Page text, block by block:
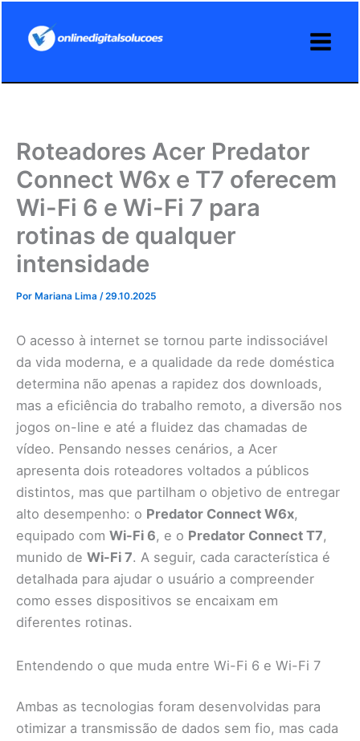
Roteadores Acer Predator
Connect W6x e T7 oferecem
Wi-Fi 6 e Wi-Fi 7 para
rotinas de qualquer
intensidade
Por Mariana Lima /29.10.2025
O acesso à internet se tornou parte indissociável
da vida moderna, e a qualidade da rede doméstica
determina não apenas a rapidez dos downloads,
mas a eficiência do trabalho remoto, a diversão nos
jogos on-line e até a fluidez das chamadas de
vídeo. Pensando nesses cenários, a Acer
apresenta dois roteadores voltados a públicos
distintos, mas que partilham o objetivo de entregar
alto desempenho: o Predator Connect W6x,
equipado com Wi-Fi 6, e o Predator Connect T7,
munido de Wi-Fi 7. A seguir, cada característica é
detalhada para ajudar o usuário a compreender
como esses dispositivos se encaixam em
diferentes rotinas.
Entendendo o que muda entre Wi-Fi 6 e Wi-Fi 7
Ambas as tecnologias foram desenvolvidas para
otimizar a transmissão de dados sem fio, mas cada